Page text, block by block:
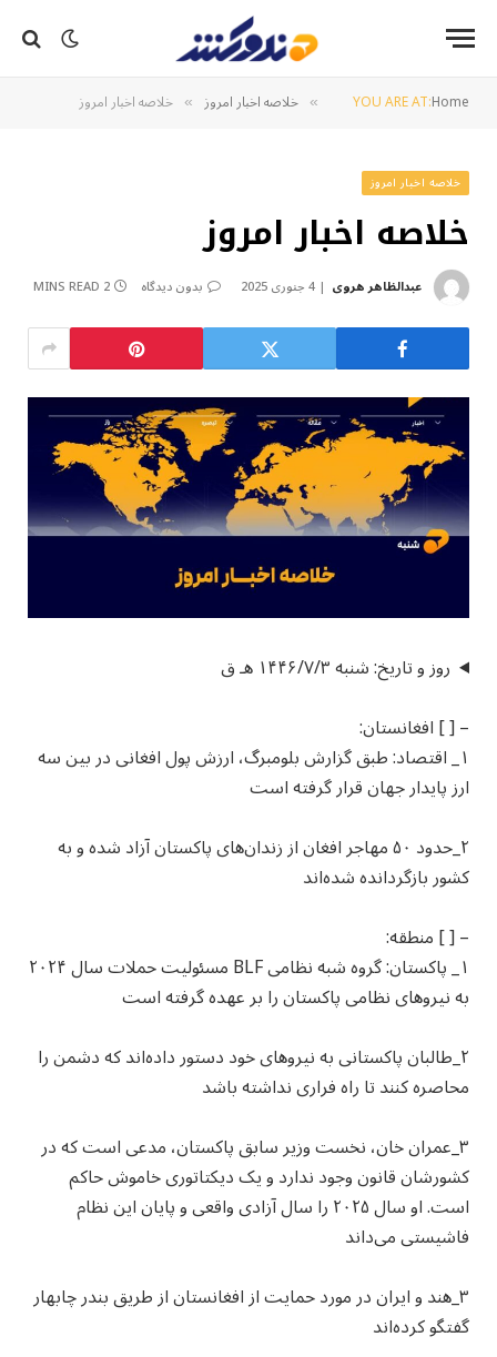
YOU ARE AT:Home
» خلاصه اخبار امروز » خلاصه اخبار امروز
خلاصه اخبار امروز
خلاصه اخبار امروز
عبدالظاهر هروی 4 جنوری 2025 بدون دیدگاه 2 MINS READ
روز و تاریخ: شنبه ۱۴۴۶/۷/۳ هـ ق
– [ ] افغانستان:
۱_ اقتصاد: طبق گزارش بلومبرگ، ارزش پول افغانی در بین سه
ارز پایدار جهان قرار گرفته است
۲_حدود ۵۰ مهاجر افغان از زندان‌های پاکستان آزاد شده و به
کشور بازگردانده شده‌اند
– [ ] منطقه:
۱_ پاکستان: گروه شبه نظامی BLF مسئولیت حملات سال ۲۰۲۴
به نیروهای نظامی پاکستان را بر عهده گرفته است
۲_طالبان پاکستانی به نیروهای خود دستور داده‌اند که دشمن را
محاصره کنند تا راه فراری نداشته باشد
۳_عمران خان، نخست وزیر سابق پاکستان، مدعی است که در
کشورشان قانون وجود ندارد و یک دیکتاتوری خاموش حاکم
است. او سال ۲۰۲۵ را سال آزادی واقعی و پایان این نظام
فاشیستی می‌داند
۳_هند و ایران در مورد حمایت از افغانستان از طریق بندر چابهار
گفتگو کرده‌اند